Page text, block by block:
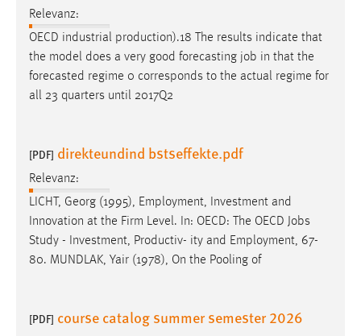
Relevanz:
OECD industrial production).18 The results indicate that
the model does a very good forecasting job in that the
forecasted regime 0 corresponds to the actual regime for
all 23 quarters until 2017Q2
[PDF] direkteundind bstseffekte.pdf
Relevanz:
LICHT, Georg (1995), Employment, Investment and
Innovation at the Firm Level. In: OECD: The OECD Jobs
Study - Investment, Productiv- ity and Employment, 67-
80. MUNDLAK, Yair (1978), On the Pooling of
[PDF] course catalog summer semester 2026
STATISTIK
Statistik Cookies erfassen Informationen anonym.
Diese Informationen helfen uns zu verstehen, wie
unsere Besucher unsere Website nutzen.
_pk_ref, _pk_cvar, _pk_id, _pk_ses
Zweck:
Zugriffsstatistik
Cookie Laufzeit: